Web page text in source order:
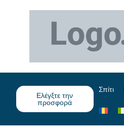
Ελέγξτε την
προσφορά
Σπίτι